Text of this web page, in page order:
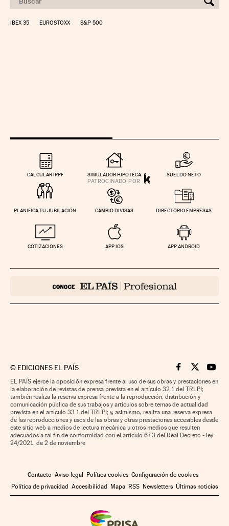
IBEX 35 EUROSTOXX S&P 500
CALCULAR IRPF SIMULADOR HIPOTECA SUELDO NETO
PLANIFICA TU JUBILACIÓN CAMBIO DIVISAS DIRECTORIO EMPRESAS
COTIZACIONES APP IOS APP ANDROID
© EDICIONES EL PAÍS Cinco Días en
Cinco Días
Cinco
EL PAÍS ejerce la oposición expresa frente al uso de sus obras y prestaciones en
la elaboración de revistas de prensa prevista en el artículo 32.1 del TRLPI;
también realiza la reserva expresa frente a la reproducción, distribución y
comunicación pública de sus trabajos y artículos sobre temas de actualidad
prevista en el artículo 33.1 del TRLPI; y, asimismo, realiza una reserva expresa
de las reproducciones y usos de las obras y otras prestaciones accesibles desde
este sitio web a medios de lectura mecánica u otros medios que resulten
adecuados a tal fin de conformidad con el artículo 67.3 del Real Decreto - ley
24/2021, de 2 de noviembre
Contacto Aviso legal Política cookies Configuración de cookies
Política de privacidad Accesibilidad Mapa RSS Newsletters Últimas noticias